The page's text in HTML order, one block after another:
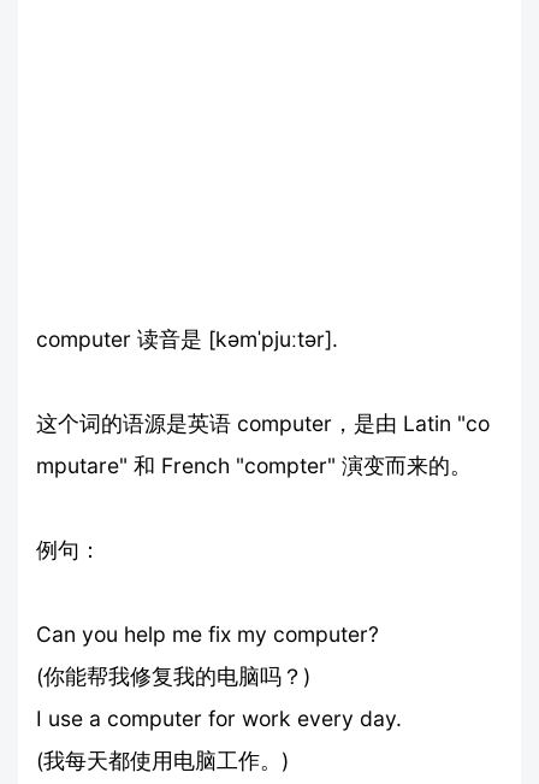
computer 读音是 [kəmˈpjuːtər].
这个词的语源是英语 computer，是由 Latin "co
mputare" 和 French "compter" 演变而来的。
例句：
Can you help me fix my computer?
(你能帮我修复我的电脑吗？)
I use a computer for work every day.
(我每天都使用电脑工作。)